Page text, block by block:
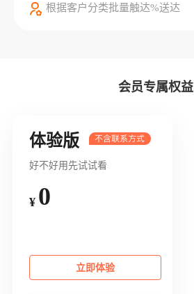
根据客户分类批量触达%送达
会员专属权益
体验版
好不好用先试试看
¥ 0
立即体验